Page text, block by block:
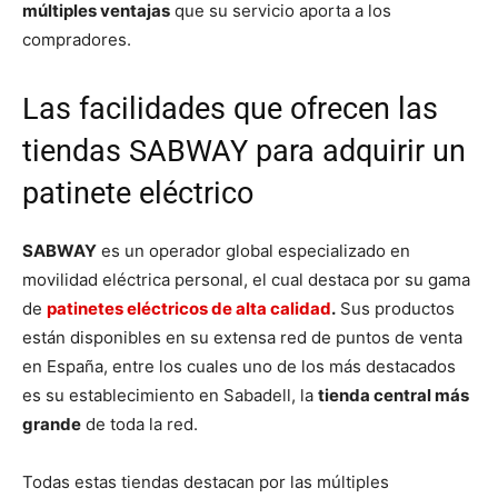
múltiples ventajas que su servicio aporta a los
compradores.
Las facilidades que ofrecen las
tiendas SABWAY para adquirir un
patinete eléctrico
SABWAY es un operador global especializado en
movilidad eléctrica personal, el cual destaca por su gama
de patinetes eléctricos de alta calidad. Sus productos
están disponibles en su extensa red de puntos de venta
en España, entre los cuales uno de los más destacados
es su establecimiento en Sabadell, la tienda central más
grande de toda la red.
Todas estas tiendas destacan por las múltiples